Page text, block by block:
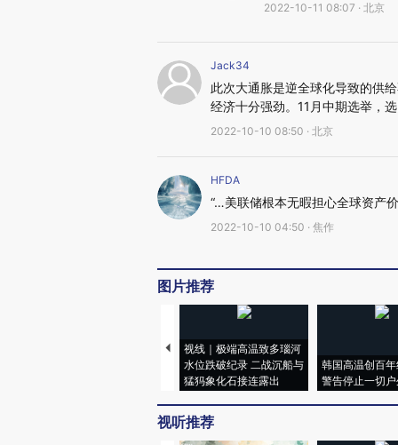
2022-10-11 08:07 · 北京
Jack34
此次大通胀是逆全球化导致的供
经济十分强劲。11月中期选举，
2022-10-10 08:50 · 北京
HFDA
“…美联储根本无暇担心全球资产
2022-10-10 04:50 · 焦作
图片推荐
视线｜极端高温致多瑙河
水位跌破纪录 二战沉船与
猛犸象化石接连露出
韩国高温创百
警告停止一切
视听推荐